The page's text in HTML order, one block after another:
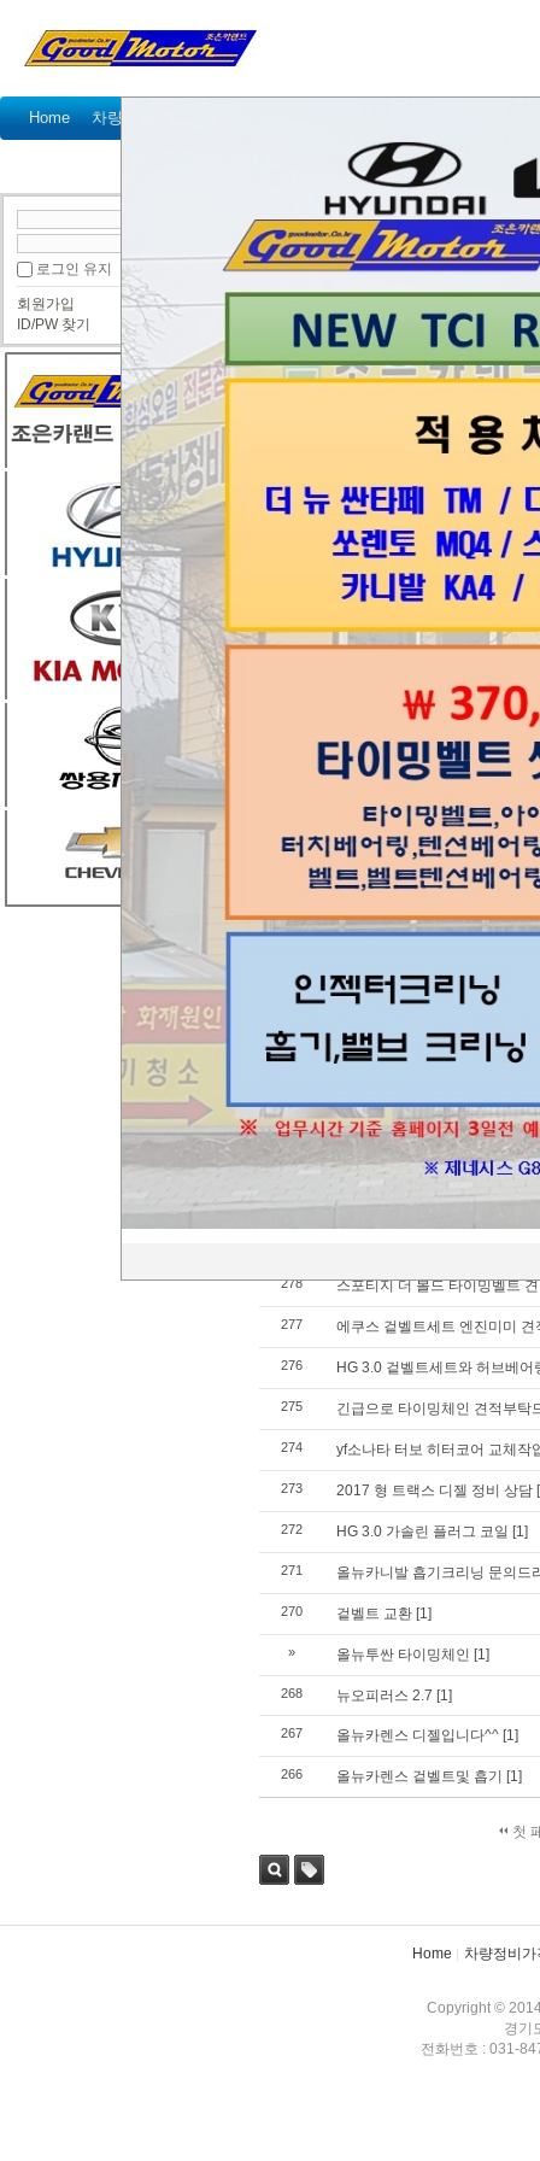
Home 차량정비가격표
수입차 정비상담
로그인 유지
회원가입
ID/PW 찾기
● 국산차 정비상담
투싼이
안녕하세요
올뉴투싼 2016년 2.0 디젤 입니다.
쇠 긁는 체인소리가 나서 타이밍체인 교
엮인글0
조은카랜드
2023.09.23 12:42
번호 제목
285 포터2 [1]
284 안녕하세여 [2]
282 17년식 k7 등속부트교체 문의
281 등속조인트 부트교체 작업비용
싼타페 더 프라임 겉밸트교환
278 스포티지 더 볼드 타이밍벨트
277 에쿠스 겉벨트세트 엔진미미 견
276 HG 3.0 겉벨트세트와 허브베어
275 긴급으로 타이밍체인 견적부탁
274 yf소나타 터보 히터코어 교체작
273 2017 형 트랙스 디젤 정비 상담
272 HG 3.0 가솔린 플러그 코일 [1]
271 올뉴카니발 흡기크리닝 문의드
270 겉벨트 교환 [1]
» 올뉴투싼 타이밍체인 [1]
268 뉴오피러스 2.7 [1]
267 올뉴카렌스 디젤입니다^^ [1]
266 올뉴카렌스 겉벨트및 흡기 [1]
첫
Home 차량정비가
Copyright ©
경기
전화번호 : 031-